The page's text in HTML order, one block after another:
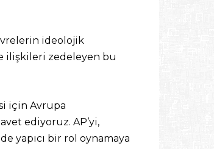
ideolojik
ilişkileri zedeleyen bu
için Avrupa
ediyoruz. AP’yi,
yapıcı bir rol oynamaya